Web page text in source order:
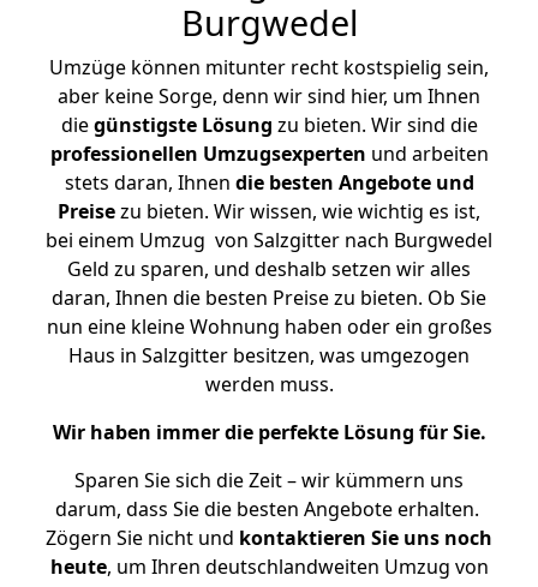
Burgwedel
Umzüge können mitunter recht kostspielig sein,
aber keine Sorge, denn wir sind hier, um Ihnen
diegünstigste Lösung zu bieten. Wir sind die
professionellen Umzugsexperten und arbeiten
stets daran, Ihnen die besten Angebote und
Preisezu bieten. Wir wissen, wie wichtig es ist,
bei einem Umzug von Salzgitter nach Burgwedel
Geld zu sparen, und deshalb setzen wir alles
daran, Ihnen die besten Preise zu bieten. Ob Sie
nun eine kleine Wohnung haben oder ein großes
Haus in Salzgitter besitzen, was umgezogen
werden muss.
Wir haben immer die perfekte Lösung für Sie.
Sparen Sie sich die Zeit – wir kümmern uns
darum, dass Sie die besten Angebote erhalten.
Zögern Sie nicht und kontaktieren Sie uns noch
heute, um Ihren deutschlandweiten Umzug von